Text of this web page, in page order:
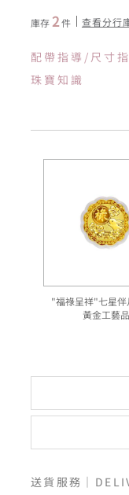
庫存2件 查看分行
配帶指導/尺寸
珠寶知識
"福祿呈祥"七星伴
黃金工藝品
送貨服務｜